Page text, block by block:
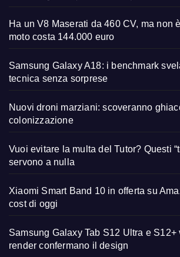
Ha un V8 Maserati da 460 CV, ma non
moto costa 144.000 euro
Samsung Galaxy A18: i benchmark
tecnica senza sorprese
Nuovi droni marziani: scoveranno
colonizzazione
Vuoi evitare la multa del Tutor? Questi
servono a nulla
Xiaomi Smart Band 10 in offerta su
cost di oggi
Samsung Galaxy Tab S12 Ultra e S12+
render confermano il design